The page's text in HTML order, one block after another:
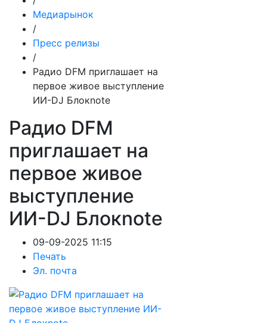
Медиарынок
/
Пресс релизы
/
Радио DFM приглашает на
первое живое выступление
ИИ-DJ Блокnote
Радио DFM
приглашает на
первое живое
выступление
ИИ-DJ Блокnote
09-09-2025 11:15
Печать
Эл. почта